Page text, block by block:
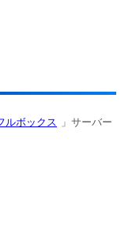
ルボックス
」サーバー